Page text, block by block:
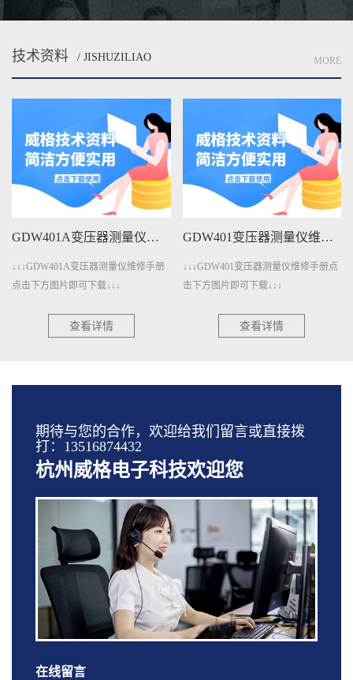
技术资料 / JISHUZILIAO MORE
GDW401A变压器测量仪维修手册下载
↓↓↓GDW401A变压器测量仪维修手册
点击下方图片即可下载↓↓↓
查看详情
GDW401变压器测量仪维修手册下载
↓↓↓GDW401变压器测量仪维修手册点
击下方图片即可下载↓↓↓
查看详情
期待与您的合作，欢迎给我们留言或直接拨
打：13516874432
杭州威格电子科技欢迎您
在线留言